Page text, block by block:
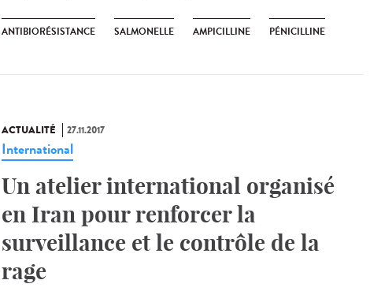
ANTIBIORÉSISTANCE SALMONELLE AMPICILLINE PÉNICILLINE
ACTUALITÉ 27.11.2017
International
Un atelier international organisé
en Iran pour renforcer la
surveillance et le contrôle de la
rage